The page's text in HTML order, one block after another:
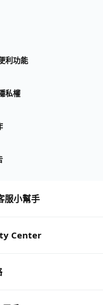
利功能
私權
服小幫手
Center